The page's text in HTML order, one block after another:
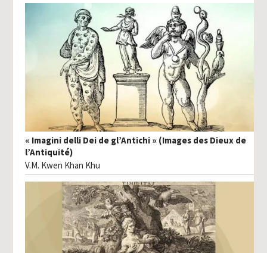
« Imagini delli Dei de gl’Antichi » (Images des Dieux de
l’Antiquité)
V.M. Kwen Khan Khu